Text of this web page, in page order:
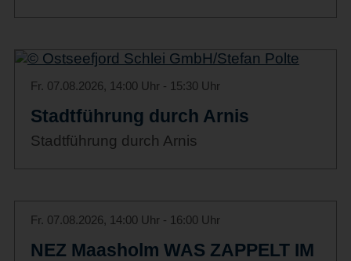
Fr. 07.08.2026, 14:00 Uhr - 15:30 Uhr
Stadtführung durch Arnis
Stadtführung durch Arnis
Fr. 07.08.2026, 14:00 Uhr - 16:00 Uhr
NEZ Maasholm WAS ZAPPELT IM